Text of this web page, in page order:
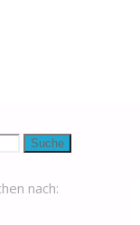
Suche
nach: